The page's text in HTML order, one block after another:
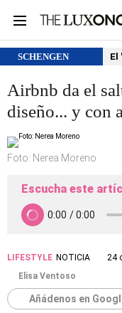
SCHENGEN El
Airbnb da el
diseño... y con
Foto: Nerea Moreno
Escucha este
LIFESTYLE NOTICIA
24
Elisa Ventoso
Añádenos en